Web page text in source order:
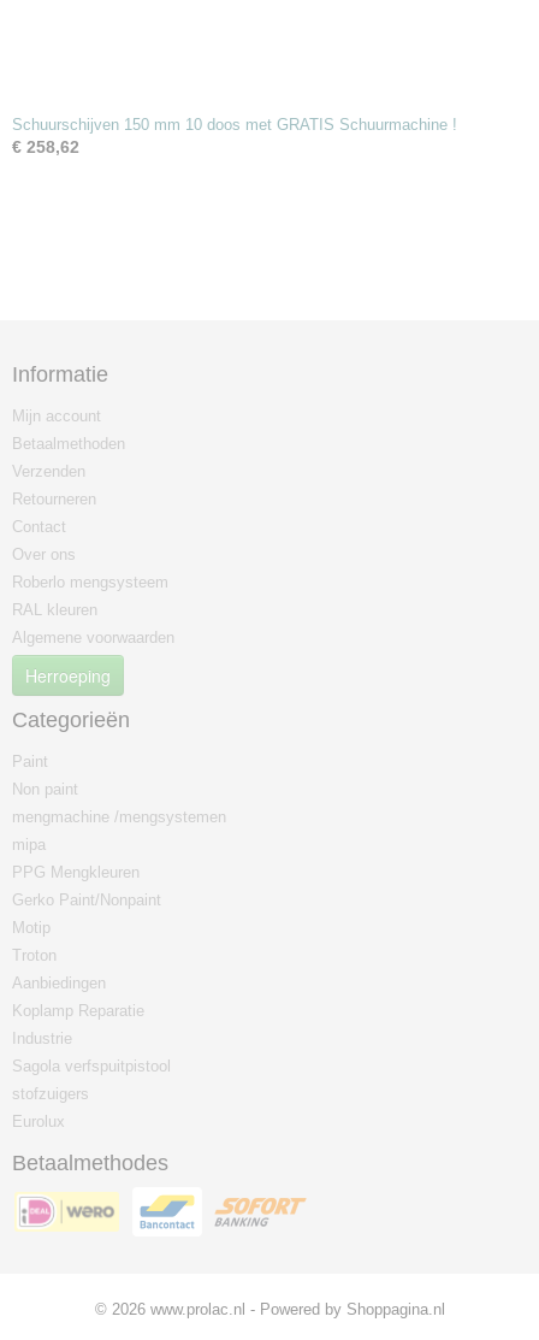
Schuurschijven 150 mm 10 doos met GRATIS Schuurmachine !
€ 258,62
Informatie
Mijn account
Betaalmethoden
Verzenden
Retourneren
Contact
Over ons
Roberlo mengsysteem
RAL kleuren
Algemene voorwaarden
Herroeping
Categorieën
Paint
Non paint
mengmachine /mengsystemen
mipa
PPG Mengkleuren
Gerko Paint/Nonpaint
Motip
Troton
Aanbiedingen
Koplamp Reparatie
Industrie
Sagola verfspuitpistool
stofzuigers
Eurolux
Betaalmethodes
© 2026 www.prolac.nl - Powered by Shoppagina.nl